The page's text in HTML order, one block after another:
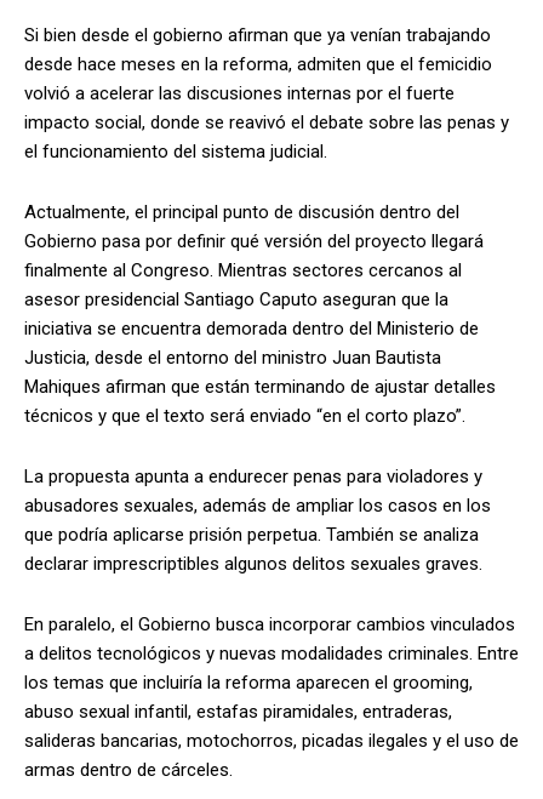
Si bien desde el gobierno afirman que ya venían trabajando
desde hace meses en la reforma, admiten que el femicidio
volvió a acelerar las discusiones internas por el fuerte
impacto social, donde se reavivó el debate sobre las penas y
el funcionamiento del sistema judicial.
Actualmente, el principal punto de discusión dentro del
Gobierno pasa por definir qué versión del proyecto llegará
finalmente al Congreso. Mientras sectores cercanos al
asesor presidencial Santiago Caputo aseguran que la
iniciativa se encuentra demorada dentro del Ministerio de
Justicia, desde el entorno del ministro Juan Bautista
Mahiques afirman que están terminando de ajustar detalles
técnicos y que el texto será enviado “en el corto plazo”.
La propuesta apunta a endurecer penas para violadores y
abusadores sexuales, además de ampliar los casos en los
que podría aplicarse prisión perpetua. También se analiza
declarar imprescriptibles algunos delitos sexuales graves.
En paralelo, el Gobierno busca incorporar cambios vinculados
a delitos tecnológicos y nuevas modalidades criminales. Entre
los temas que incluiría la reforma aparecen el grooming,
abuso sexual infantil, estafas piramidales, entraderas,
salideras bancarias, motochorros, picadas ilegales y el uso de
armas dentro de cárceles.